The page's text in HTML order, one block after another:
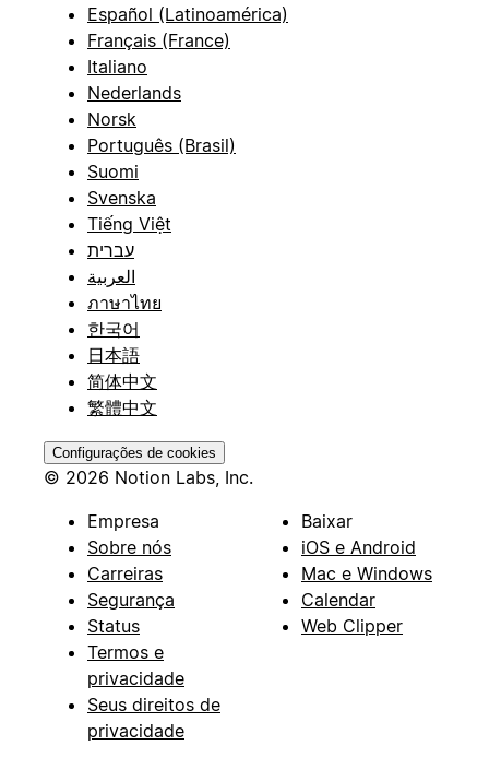
Español (Latinoamérica)
Français (France)
Italiano
Nederlands
Norsk
Português (Brasil)
Suomi
Svenska
Tiếng Việt
עברית
العربية
ภาษาไทย
한국어
日本語
简体中文
繁體中文
Configurações de cookies
© 2026 Notion Labs, Inc.
Empresa
Sobre nós
Carreiras
Segurança
Status
Termos e
privacidade
Seus direitos de
privacidade
Baixar
iOS e Android
Mac e Windows
Calendar
Web Clipper